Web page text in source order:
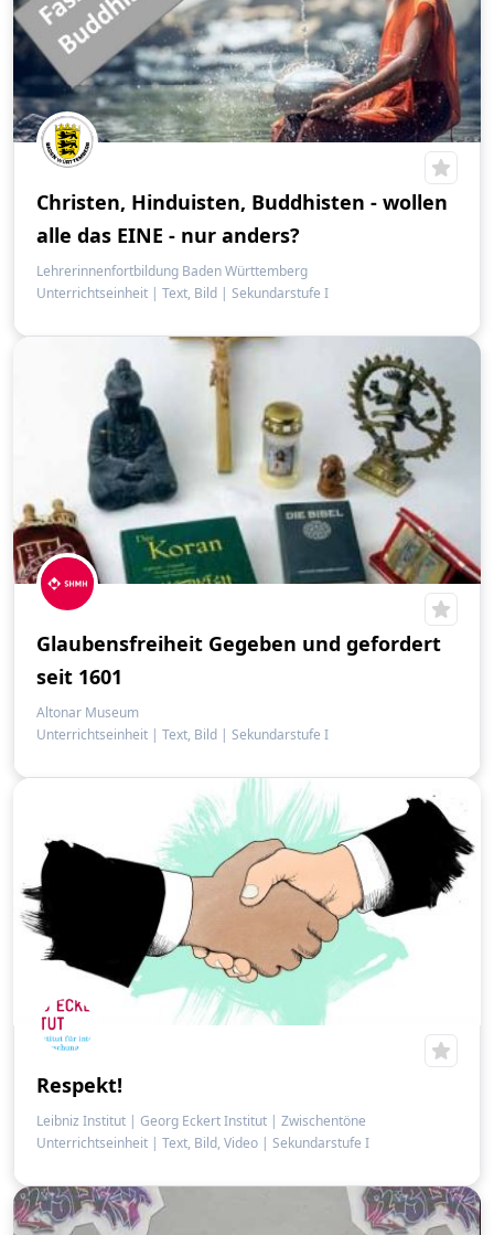
Christen, Hinduisten, Buddhisten ‐ wollen
alle das EINE ‐ nur anders?
Lehrerinnenfortbildung Baden Württemberg
Unterrichtseinheit | Text, Bild | Sekundarstufe I
Glaubensfreiheit Gegeben und gefordert
seit 1601
Altonar Museum
Unterrichtseinheit | Text, Bild | Sekundarstufe I
Respekt!
Leibniz Institut | Georg Eckert Institut | Zwischentöne
Unterrichtseinheit | Text, Bild, Video | Sekundarstufe I